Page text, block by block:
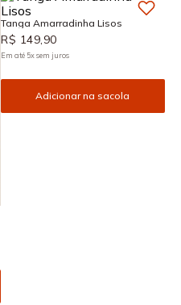
Tanga Amarradinha Lisos
R$ 149,90
Em até 5xsem juros
Adicionar na sacola